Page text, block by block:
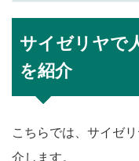
サイゼリヤで
を紹介
こちらでは、サイゼ
介します。